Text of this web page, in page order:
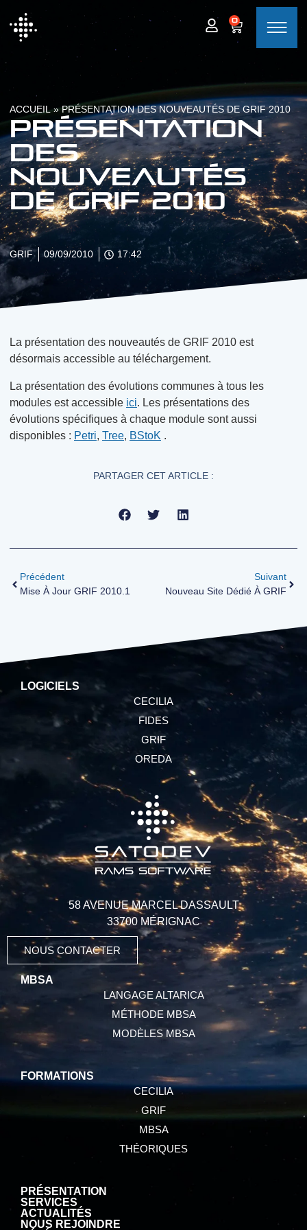
0
ACCUEIL»PRÉSENTATION DES NOUVEAUTÉS DE GRIF 2010
Présentation
des
nouveautés
de GRIF 2010
GRIF 09/09/2010 17:42
La présentation des nouveautés de GRIF 2010 est
désormais accessible au téléchargement.
La présentation des évolutions communes à tous les
modules est accessible ici. Les présentations des
évolutions spécifiques à chaque module sont aussi
disponibles : Petri, Tree, BStoK .
PARTAGER CET ARTICLE :
Précédent
Mise À Jour GRIF 2010.1
Suivant
Nouveau Site Dédié À GRIF
LOGICIELS
CECILIA
FIDES
GRIF
OREDA
MBSA
LANGAGE ALTARICA
MÉTHODE MBSA
MODÈLES MBSA
58 AVENUE MARCEL DASSAULT
33700 MÉRIGNAC
NOUS CONTACTER
FORMATIONS
CECILIA
GRIF
MBSA
THÉORIQUES
PRÉSENTATION
SERVICES
ACTUALITÉS
NOUS REJOINDRE